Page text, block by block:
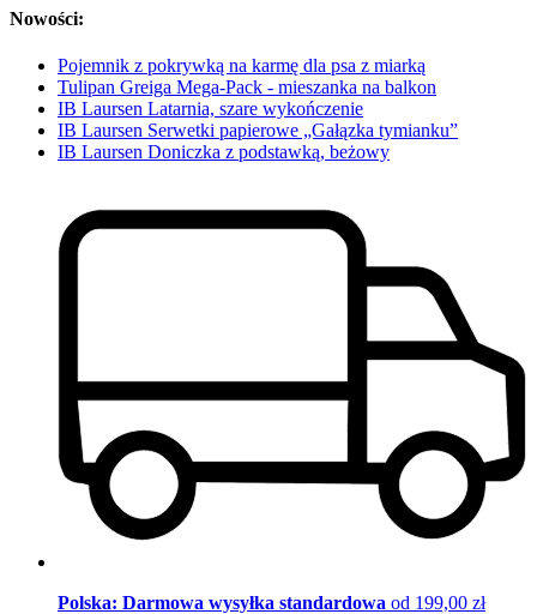
Nowości:
Pojemnik z pokrywką na karmę dla psa z miarką
Tulipan Greiga Mega-Pack - mieszanka na balkon
IB Laursen Latarnia, szare wykończenie
IB Laursen Serwetki papierowe „Gałązka tymianku”
IB Laursen Doniczka z podstawką, beżowy
Polska: Darmowa wysyłka standardowa od 199,00 zł